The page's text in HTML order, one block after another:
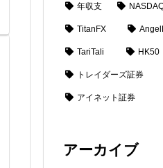
年収支
TitanFX
TariTali HK50
トレイダーズ証券
アイネット証券
アーカイブ